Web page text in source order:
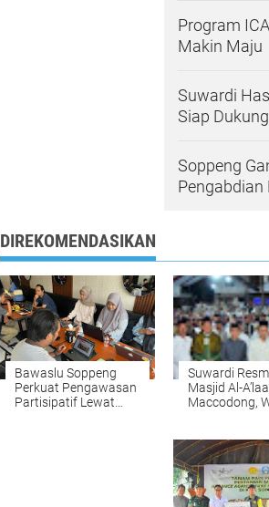
Program
Makin Maju
Suwardi
Siap
Soppeng
DIREKOMENDASIKAN
Bawaslu Soppeng
Perkuat Pengawasan
Partisipatif Lewat
Suwardi
Masjid Al-A’laa
Maccodong,